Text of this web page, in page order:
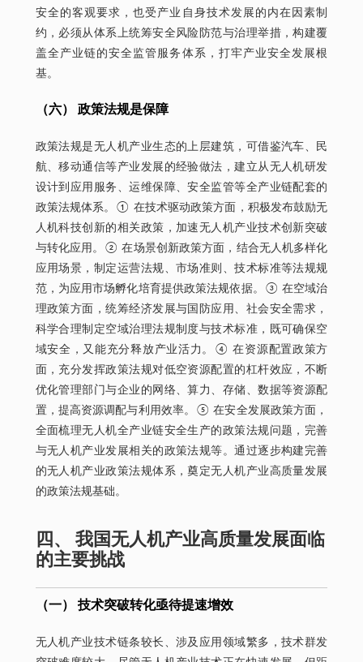
安全的客观要求，也受产业自身技术发展的内在因素制
约，必须从体系上统筹安全风险防范与治理举措，构建覆
盖全产业链的安全监管服务体系，打牢产业安全发展根
基。
（六） 政策法规是保障
政策法规是无人机产业生态的上层建筑，可借鉴汽车、民
航、移动通信等产业发展的经验做法，建立从无人机研发
设计到应用服务、运维保障、安全监管等全产业链配套的
政策法规体系。① 在技术驱动政策方面，积极发布鼓励无
人机科技创新的相关政策，加速无人机产业技术创新突破
与转化应用。② 在场景创新政策方面，结合无人机多样化
应用场景，制定运营法规、市场准则、技术标准等法规规
范，为应用市场孵化培育提供政策法规依据。③ 在空域治
理政策方面，统筹经济发展与国防应用、社会安全需求，
科学合理制定空域治理法规制度与技术标准，既可确保空
域安全，又能充分释放产业活力。④ 在资源配置政策方
面，充分发挥政策法规对低空资源配置的杠杆效应，不断
优化管理部门与企业的网络、算力、存储、数据等资源配
置，提高资源调配与利用效率。⑤ 在安全发展政策方面，
全面梳理无人机全产业链安全生产的政策法规问题，完善
与无人机产业发展相关的政策法规等。通过逐步构建完善
的无人机产业政策法规体系，奠定无人机产业高质量发展
的政策法规基础。
四、 我国无人机产业高质量发展面临
的主要挑战
（一） 技术突破转化亟待提速增效
无人机产业技术链条较长、涉及应用领域繁多，技术群发